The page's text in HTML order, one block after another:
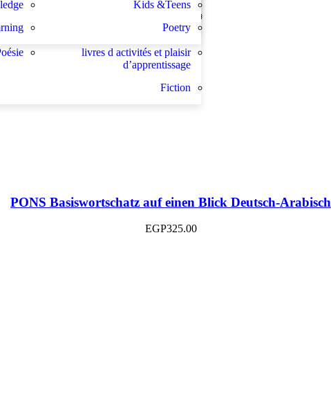
développement de l enseignant
livres d activités et plaisir
d’apprentissage
Fiction
Kids &Teens
Poetry
PONS Basiswortschatz auf einen Blick Deutsch-Arabisch
EGP325.00